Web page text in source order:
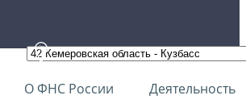
О ФНС России Деятельность